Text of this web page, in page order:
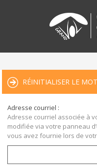
RÉINITIALISER LE
Adresse courriel :
Adresse courriel associée à
modifiée via votre panneau
vous avez fournie lors de